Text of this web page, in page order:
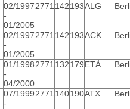
02/1997
-
01/2005
2771142193ALG
02/1997
-
01/2005
2771142193ACK
01/1998
-
04/2000
2771132179ETÀ
07/1999
-
2771140190ATX